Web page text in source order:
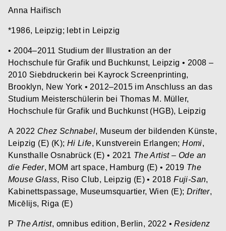
Anna Haifisch
*1986, Leipzig; lebt in Leipzig
• 2004–2011 Studium der Illustration an der
Hochschule für Grafik und Buchkunst, Leipzig • 2008 –
2010 Siebdruckerin bei Kayrock Screenprinting,
Brooklyn, New York • 2012–2015 im Anschluss an das
Studium Meisterschülerin bei Thomas M. Müller,
Hochschule für Grafik und Buchkunst (HGB), Leipzig
A 2022 Chez Schnabel, Museum der bildenden Künste,
Leipzig (E) (K); Hi Life, Kunstverein Erlangen;Homi,
Kunsthalle Osnabrück (E) • 2021 The Artist – Ode an
die Feder, MOM art space, Hamburg (E) • 2019 The
Mouse Glass, Riso Club, Leipzig (E) • 2018Fuji-San,
Kabinettspassage, Museumsquartier, Wien (E); Drifter,
Micēlijs, Riga (E)
P The Artist, omnibus edition, Berlin, 2022 •Residenz